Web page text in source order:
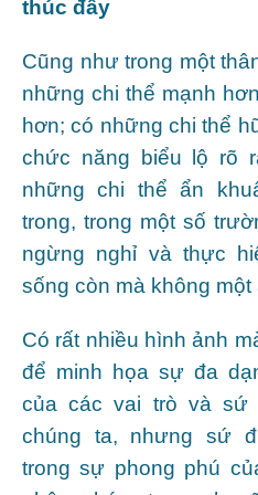
thúc đẩy
Cũng như trong một
những chi thể mạnh
hơn; có những chi thể
chức năng biểu lộ rõ
những chi thể ẩn
trong, trong một số
ngừng nghỉ và thực
sống còn mà không một
Có rất nhiều hình ảnh
để minh họa sự đa
của các vai trò và sứ
chúng ta, nhưng sứ
trong sự phong phú